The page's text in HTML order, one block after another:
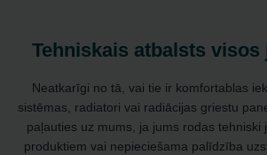
Tehniskais atbalsts visos
Neatkarīgi no tā, vai tie ir komfortablas
sistēmas, radiatori vai radiācijas griestu
paļauties uz mums, ja jums rodas tehniski
produktiem vai nepieciešama palīdzība